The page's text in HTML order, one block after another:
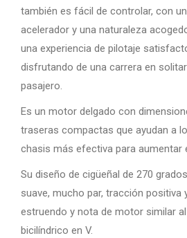
también es fácil de controlar, con
acelerador y una naturaleza
una experiencia de pilotaje
disfrutando de una carrera en
pasajero.
Es un motor delgado con
traseras compactas que ayudan a
chasis más efectiva para aumentar
Su diseño de cigüeñal de 270
suave, mucho par, tracción positiva
estruendo y nota de motor similar
bicilíndrico en V.